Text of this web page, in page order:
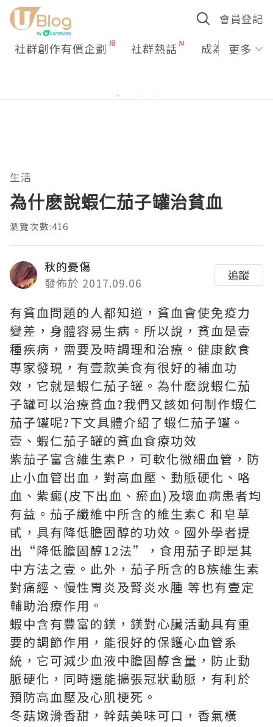
會員登記
社群創作有價企劃 社群熱話 成為U更多
生活
為什麽說蝦仁茄子罐治貧血
瀏覽次數:416
秋的憂傷
發佈於 2017.09.06
追蹤
有貧血問題的人都知道，貧血會使免疫力
變差，身體容易生病。所以說，貧血是壹
種疾病，需要及時調理和治療。健康飲食
專家發現，有壹款美食有很好的補血功
效，它就是蝦仁茄子罐。為什麽說蝦仁茄
子罐可以治療貧血?我們又該如何制作蝦仁
茄子罐呢?下文具體介紹了蝦仁茄子罐。
壹、蝦仁茄子罐的貧血食療功效
紫茄子富含維生素P，可軟化微細血管，防
止小血管出血，對高血壓、動脈硬化、咯
血、紫癜(皮下出血、瘀血)及壞血病患者均
有益。茄子纖維中所含的維生素C 和皂草
甙，具有降低膽固醇的功效。國外學者提
出“降低膽固醇12法”，食用茄子即是其
中方法之壹。此外，茄子所含的B族維生素
對痛經、慢性胃炎及腎炎水腫 等也有壹定
輔助治療作用。
蝦中含有豐富的鎂，鎂對心臟活動具有重
要的調節作用，能很好的保護心血管系
統，它可減少血液中膽固醇含量，防止動
脈硬化，同時還能擴張冠狀動脈，有利於
預防高血壓及心肌梗死。
冬菇嫩滑香甜，幹菇美味可口，香氣橫